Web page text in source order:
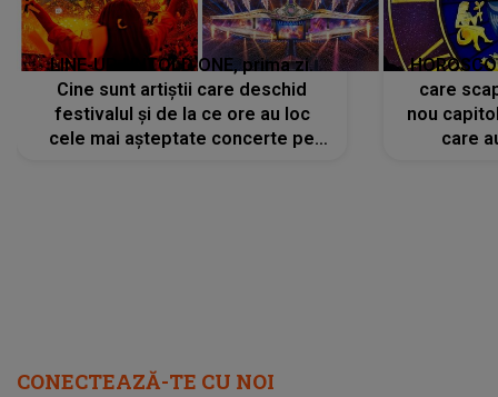
LINE-UP UNTOLD ONE, prima zi.
Cine sunt artiștii care deschid
festivalul și de la ce ore au loc
cele mai așteptate concerte pe
care
nou
care
CONECTEAZĂ-TE CU NOI